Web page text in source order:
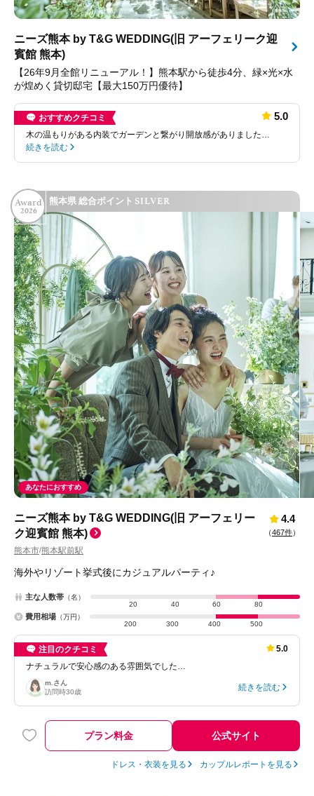
ニーズ熊本 by T&G WEDDING(旧 アーフェリーク迎
賓館 熊本)
【26年9月全館リニューアル！】熊本駅から徒歩4分、緑×光×水
が煌めく貸切邸宅【最大150万円優待】
おすすめクチコミ 5.0
木の温もりがある内装でガーデンと繋がり開放感がありました…
続きを読む
Award
2026
熊本県 総合ポイント SILVER
あなたにおすすめ
ニーズ熊本 by T&G WEDDING(旧 アーフェリー
ク迎賓館 熊本)
熊本市/熊本駅前駅
4.4
（467件）
海外やリゾート挙式後にカジュアルパーティ♪
主な人数帯 （名）
20
40 60 80
費用相場 （万円）
200
300 400 500
注目のクチコミ
5.0
ナチュラルで安心感のある雰囲気でした…
m.さん
訪問時30歳 続きを読む
プラン料金 公式サイト
ドレス・衣装を見る カップルレポートを見る